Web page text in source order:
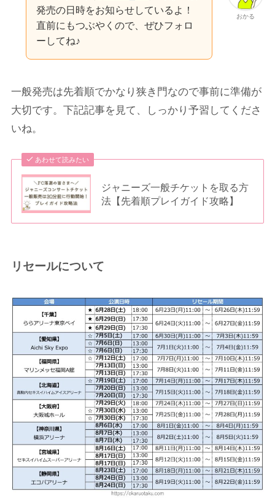
おかる
発売の日時をお知らせしているよ！
直前にもつぶやくので、ぜひフォロ
ーしてね♪
一般発売は先着順でかなり狭き門なので事前に準備が
大切です。下記記事を見て、しっかり予習してくださ
いね。
あわせて読みたい
ジャニーズ一般チケットを取る方
法【先着順プレイガイド攻略】
リセールについて